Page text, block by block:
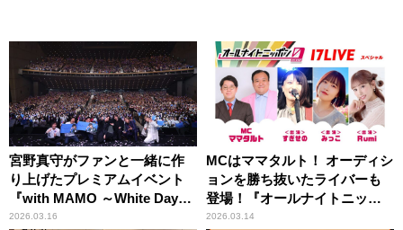
宮野真守がファンと一緒に作
り上げたプレミアムイベント
『with MAMO ～White Day
～』
2026.03.16
MCはママタルト！​ オーディシ
ョンを勝ち抜いたライバーも
登場！​『オールナイトニッポ
ン0(ZERO) ～17LIVE SP～』
2026.03.14